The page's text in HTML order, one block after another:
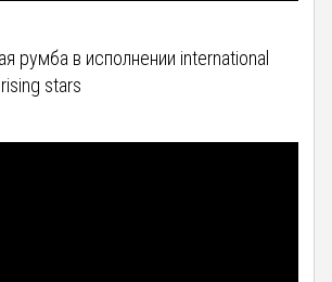
румба в исполнении international
stars